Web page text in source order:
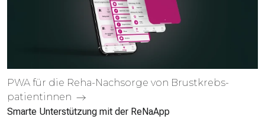
PWA für die Reha-Nachsorge von Brust­krebs­
patientinnen
Smarte Unterstützung mit der ReNaApp